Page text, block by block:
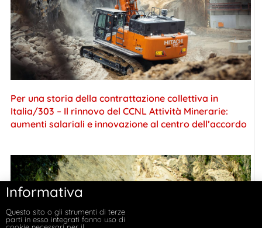
Per una storia della contrattazione collettiva in
Italia/303 – Il rinnovo del CCNL Attività Minerarie:
aumenti salariali e innovazione al centro dell’accordo
Informativa
Questo sito o gli strumenti di terze
parti in esso integrati fanno uso di